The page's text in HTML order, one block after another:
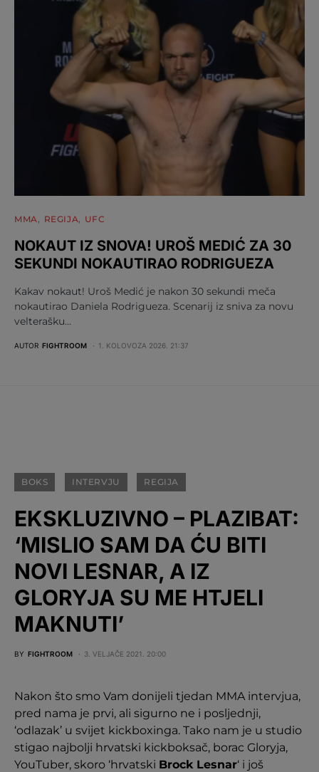
MMA REGIJA UFC
NOKAUT IZ SNOVA! UROŠ MEDIĆ ZA 30
SEKUNDI NOKAUTIRAO RODRIGUEZA
Kakav nokaut! Uroš Medić je nakon 30 sekundi meča
nokautirao Daniela Rodrigueza. Scenarij iz sniva za novu
velterašku…
AUTOR FIGHTROOM 1. KOLOVOZA 2026. 21:37
BOKS INTERVJU REGIJA
EKSKLUZIVNO – PLAZIBAT:
‘MISLIO SAM DA ĆU BITI
NOVI LESNAR, A IZ
GLORYJA SU ME HTJELI
MAKNUTI’
BY FIGHTROOM 3. VELJAČE 2021. 20:00
Nakon što smo Vam donijeli tjedan MMA intervjua,
pred nama je prvi, ali sigurno ne i posljednji,
‘odlazak’ u svijet kickboxinga. Tako nam je u studio
stigao najbolji hrvatski kickboksač, borac Gloryja,
YouTuber, skoro ‘hrvatski Brock Lesnar‘ i još